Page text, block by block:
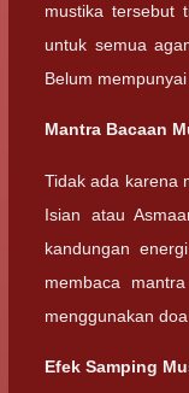
mustika tersebut
untuk semua
Belum mempunyai
Mantra Bacaan
Tidak ada karena
Isian atau
kandungan
membaca
menggunakan
Efek Samping